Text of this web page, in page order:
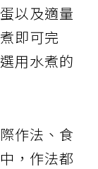
以及適量
即可完
用水煮的
作法、食
，作法都